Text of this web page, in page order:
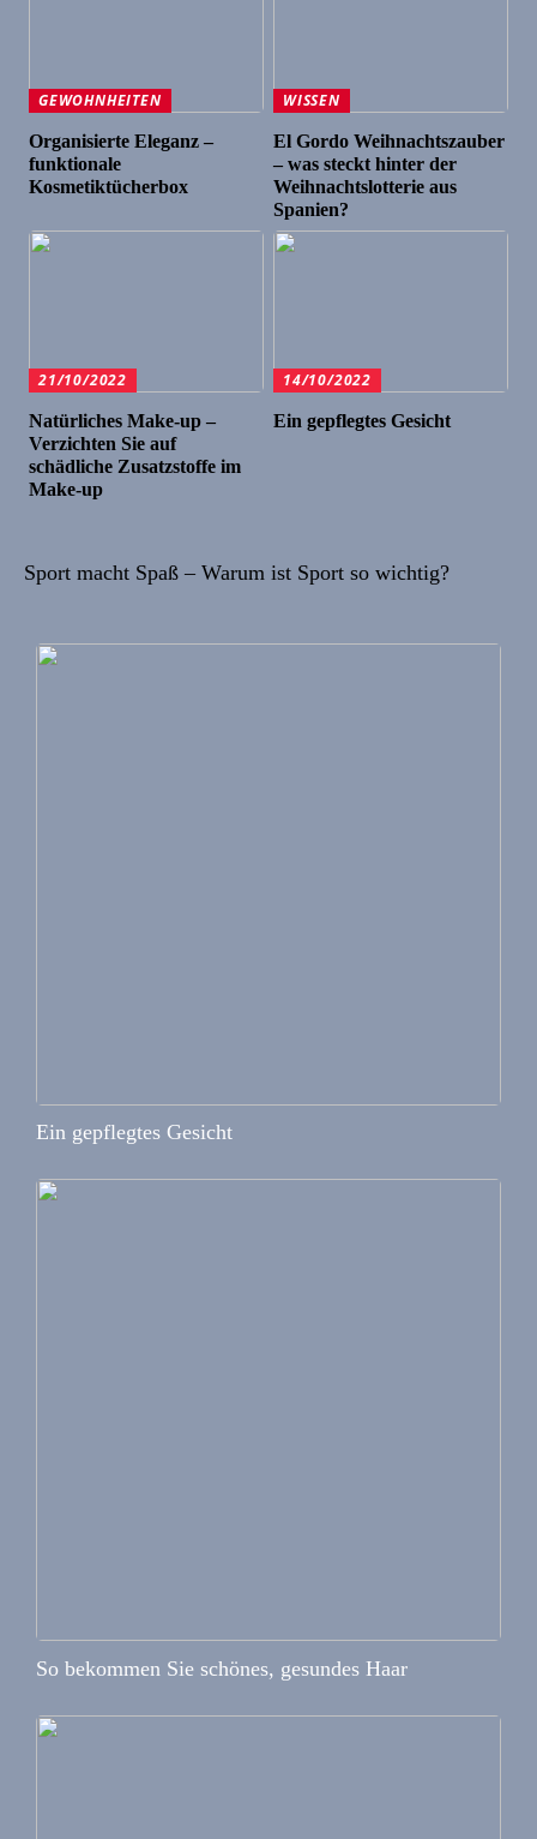
GEWOHNHEITEN
Organisierte Eleganz –
funktionale
Kosmetiktücherbox
WISSEN
El Gordo Weihnachtszauber
– was steckt hinter der
Weihnachtslotterie aus
Spanien?
21/10/2022
Natürliches Make-up –
Verzichten Sie auf
schädliche Zusatzstoffe im
Make-up
14/10/2022
Ein gepflegtes Gesicht
Sport macht Spaß – Warum ist Sport so wichtig?
Ein gepflegtes Gesicht
So bekommen Sie schönes, gesundes Haar